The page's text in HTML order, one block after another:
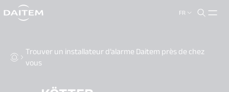
FR
search.label
Trouver un installateur d’alarme Daitem près de chez
vous